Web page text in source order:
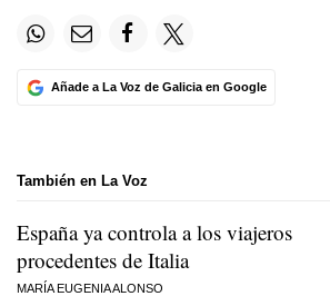
Añade a La Voz de Galicia en Google
También en La Voz
España ya controla a los viajeros
procedentes de Italia
MARÍA EUGENIA ALONSO